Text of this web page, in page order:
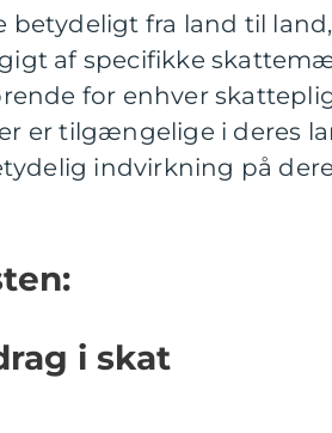
betydeligt fra land til
af specifikke
for enhver
er tilgængelige i deres
indvirkning på
i skat